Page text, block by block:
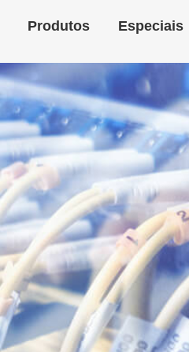
Produtos Especiais